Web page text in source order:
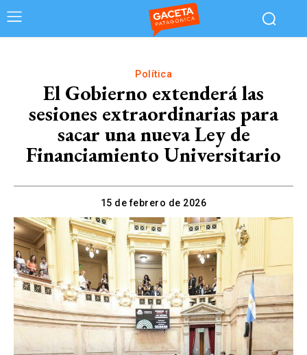
Política
El Gobierno extenderá las
sesiones extraordinarias para
sacar una nueva Ley de
Financiamiento Universitario
15 de febrero de 2026